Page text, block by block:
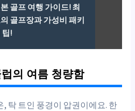
골프 여행 가이드! 최
골프장과 가성비 패키
팁!
의 여름 청량함
탁 트인 풍경이 압권이에요. 한